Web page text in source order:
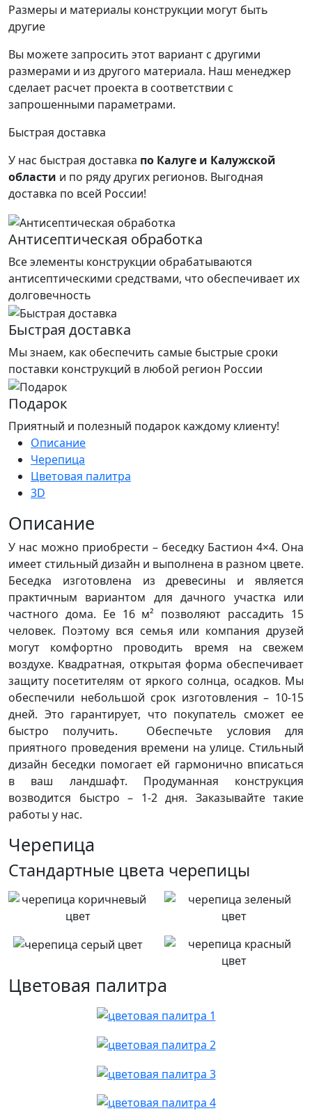
Размеры и материалы конструкции могут быть
другие
Вы можете запросить этот вариант с другими
размерами и из другого материала. Наш менеджер
сделает расчет проекта в соответствии с
запрошенными параметрами.
Быстрая доставка
У нас быстрая доставка по Калуге и Калужской
области и по ряду других регионов. Выгодная
доставка по всей России!
Антисептическая обработка
Все элементы конструкции обрабатываются
антисептическими средствами, что обеспечивает их
долговечность
Быстрая доставка
Мы знаем, как обеспечить самые быстрые сроки
поставки конструкций в любой регион России
Подарок
Приятный и полезный подарок каждому клиенту!
Описание
Черепица
Цветовая палитра
3D
Описание
У нас можно приобрести – беседку Бастион 4×4. Она
имеет стильный дизайн и выполнена в разном цвете.
Беседка изготовлена из древесины и является
практичным вариантом для дачного участка или
частного дома. Ее 16 м² позволяют рассадить 15
человек. Поэтому вся семья или компания друзей
могут комфортно проводить время на свежем
воздухе. Квадратная, открытая форма обеспечивает
защиту посетителям от яркого солнца, осадков. Мы
обеспечили небольшой срок изготовления – 10-15
дней. Это гарантирует, что покупатель сможет ее
быстро получить. Обеспечьте условия для
приятного проведения времени на улице. Стильный
дизайн беседки помогает ей гармонично вписаться
в ваш ландшафт. Продуманная конструкция
возводится быстро – 1-2 дня. Заказывайте такие
работы у нас.
Черепица
Стандартные цвета черепицы
Цветовая палитра